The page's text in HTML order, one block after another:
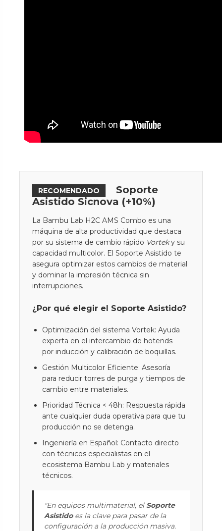
RECOMENDADO
Soporte
Asistido Sicnova (+10%)
La Bambu Lab H2C AMS Combo es una
máquina de alta productividad que destaca
por su sistema de cambio rápido Vorteky su
capacidad multicolor. El Soporte Asistido te
asegura optimizar estos cambios de material
y dominar la impresión técnica sin
interrupciones.
¿Por qué elegir el Soporte Asistido?
Optimización del sistema Vortek: Ayuda
experta en el intercambio de hotends
por inducción y calibración de boquillas.
Gestión Multicolor Eficiente: Asesoría
para reducir torres de purga y tiempos de
cambio entre materiales.
Prioridad Técnica < 48h: Respuesta rápida
ante cualquier duda operativa para que tu
producción no se detenga.
Ingeniería en Español: Contacto directo
con técnicos especialistas en el
ecosistema Bambu Lab y materiales
técnicos.
"En equipos multimaterial, el Soporte
Asistidoes la clave para pasar de la
configuración a la producción masiva.